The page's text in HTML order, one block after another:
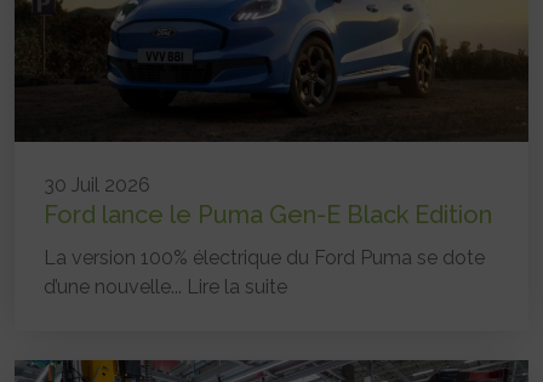
30 Juil 2026
Ford lance le Puma Gen-E Black Edition
La version 100% électrique du Ford Puma se dote
d’une nouvelle... Lire la suite